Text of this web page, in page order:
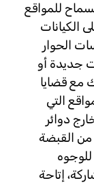
للمواقع
الكيانات
الحوار
جديدة أو
مع قضايا
التي
دوائر
من القبضة
إتاحة